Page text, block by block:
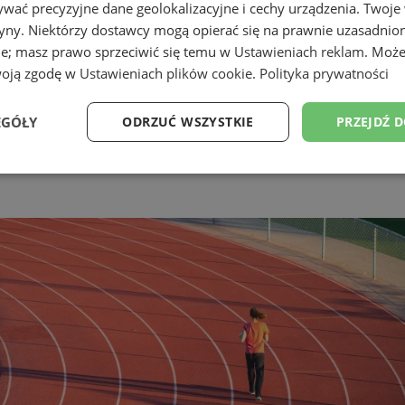
Każdy znalazł coś dla siebie
precyzyjne dane geolokalizacyjne i cechy urządzenia.
Niektórzy dostawcy mogą opierać się na prawnie
masz prawo sprzeciwić się temu w Ustawieniach reklam.
zgodę w Ustawieniach plików cookie. Polityka prywatności
PRZEJDŹ
ODRZUĆ WSZYSTKIE
Wydajność Targetowanie Funkcjonalność
Wydajność Targetowanie Funkcjonalność
umożliwiają korzystanie z podstawowych funkcji strony internetowej, takich jak
Bez niezbędnych plików cookie nie można prawidłowo korzystać ze strony internetowej.
Provider/Domena
przechowywania
Opis